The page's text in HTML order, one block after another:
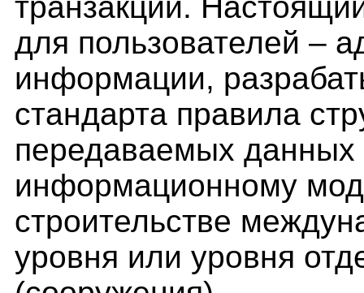
транзакций.
для пользователей –
информации,
стандарта правила
передаваемых данных
информационному
строительстве
уровня или уровня